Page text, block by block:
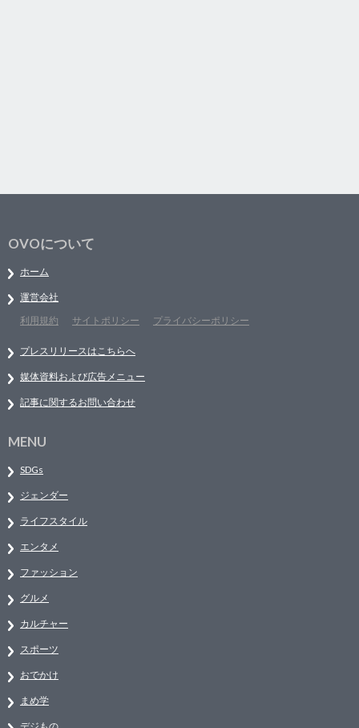
OVOについて
ホーム
運営会社
利用規約
サイトポリシー プライバシーポリシー
プレスリリースはこちらへ
媒体資料および広告メニュー
記事に関するお問い合わせ
MENU
SDGs
ジェンダー
ライフスタイル
エンタメ
ファッション
グルメ
カルチャー
スポーツ
おでかけ
まめ学